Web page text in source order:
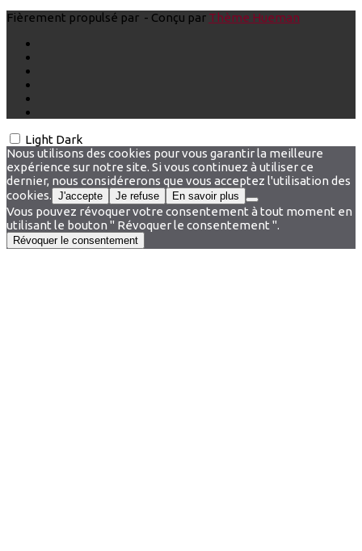
Fièrement propulsé par - Conçu par Thème Hueman
Light Dark
Nous utilisons des cookies pour vous garantir la meilleure
expérience sur notre site. Si vous continuez à utiliser ce
dernier, nous considérerons que vous acceptez l'utilisation des
cookies. J'accepte Je refuse En savoir plus
Vous pouvez révoquer votre consentement à tout moment en
utilisant le bouton " Révoquer le consentement ".
Révoquer le consentement